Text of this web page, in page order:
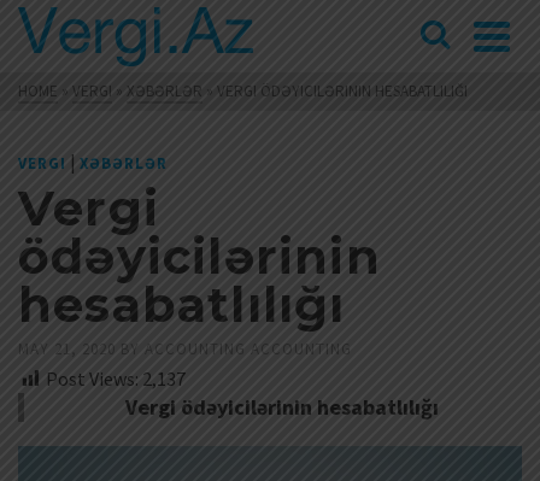
HOME » VERGI » XƏBƏRLƏR » VERGI ÖDƏYICILƏRININ HESABATLILIĞI
VERGI | XƏBƏRLƏR
Vergi
ödəyicilərinin
hesabatlılığı
MAY 21, 2020 BY ACCOUNTING ACCOUNTING
Post Views: 2,137
Vergi ödəyicilərinin hesabatlılığı